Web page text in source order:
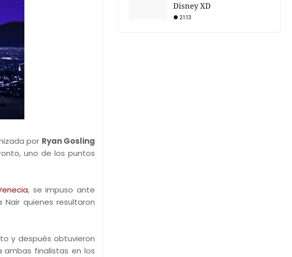
por Ryan Gosling
uno de los puntos
, se impuso ante
Nair quienes resultaron
y después obtuvieron
ambas finalistas en los
Disney XD
21:13